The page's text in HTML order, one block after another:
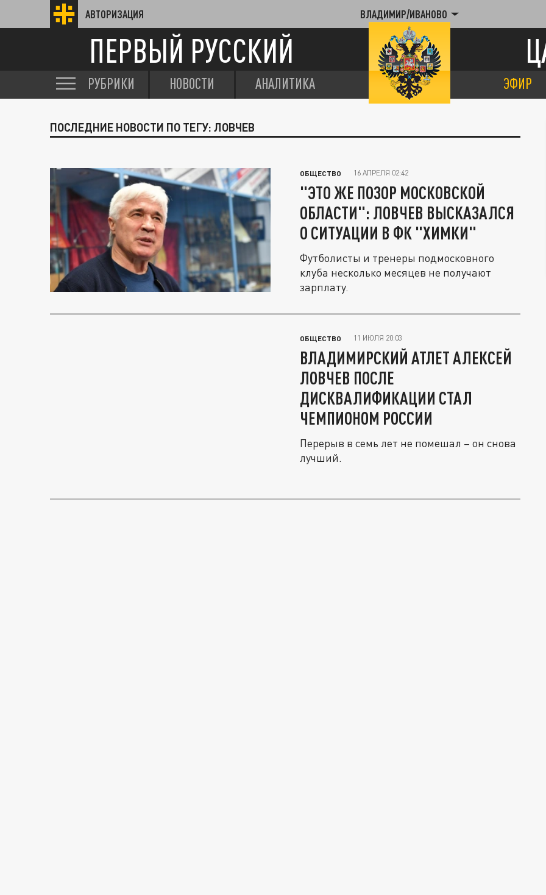
АВТОРИЗАЦИЯ ВЛАДИМИР/ИВАНОВО
ПЕРВЫЙ РУССКИЙ
РУБРИКИ НОВОСТИ АНАЛИТИКА ЭФИР
ПОСЛЕДНИЕ НОВОСТИ ПО ТЕГУ: ЛОВЧЕВ
ОБЩЕСТВО 16 АПРЕЛЯ 02:42
"ЭТО ЖЕ ПОЗОР МОСКОВСКОЙ
ОБЛАСТИ": ЛОВЧЕВ ВЫСКАЗАЛСЯ
О СИТУАЦИИ В ФК "ХИМКИ"
Футболисты и тренеры подмосковного
клуба несколько месяцев не получают
зарплату.
ОБЩЕСТВО 11 ИЮЛЯ 20:03
ВЛАДИМИРСКИЙ АТЛЕТ АЛЕКСЕЙ
ЛОВЧЕВ ПОСЛЕ
ДИСКВАЛИФИКАЦИИ СТАЛ
ЧЕМПИОНОМ РОССИИ
Перерыв в семь лет не помешал – он снова
лучший.